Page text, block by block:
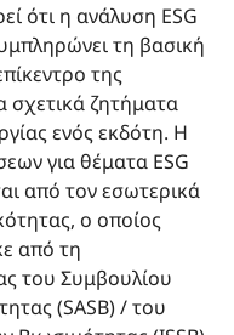
ότι η ανάλυση ESG
τη βασική
της
σχετικά ζητήματα
ενός εκδότη. Η
για θέματα ESG
από τον εσωτερικά
ο οποίος
από τη
του Συμβουλίου
(SASB) / του